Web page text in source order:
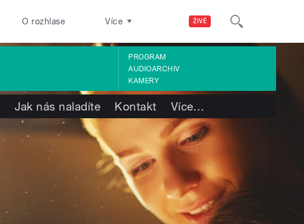
ŽIVĚ
O rozhlase Více
PROGRAM
AUDIOARCHIV
KAMERY
Jak nás naladíte Kontakt Více…